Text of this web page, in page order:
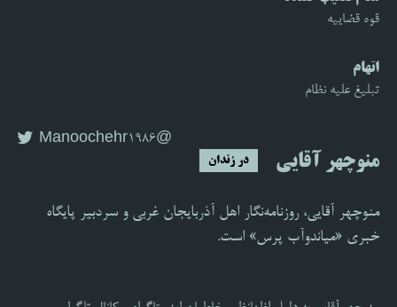
قوه قضاییه
اتهام
تبلیغ علیه نظام
@Manoochehr1986
منوچهر آقایی در زندان
منوچهر آقایی، روزنامه‌نگار اهل آذربایجان غربی و سردبیر پایگاه
خبری «میاندوآب پرس» است.